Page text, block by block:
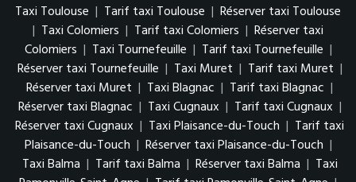
Taxi Toulouse | Tarif taxi Toulouse | Réserver taxi Toulouse
| Taxi Colomiers | Tarif taxi Colomiers | Réserver taxi
Colomiers | Taxi Tournefeuille | Tarif taxi Tournefeuille |
Réserver taxi Tournefeuille | Taxi Muret | Tarif taxi Muret |
Réserver taxi Muret | Taxi Blagnac | Tarif taxi Blagnac |
Réserver taxi Blagnac | Taxi Cugnaux | Tarif taxi Cugnaux |
Réserver taxi Cugnaux | Taxi Plaisance-du-Touch | Tarif taxi
Plaisance-du-Touch | Réserver taxi Plaisance-du-Touch |
Taxi Balma | Tarif taxi Balma | Réserver taxi Balma | Taxi